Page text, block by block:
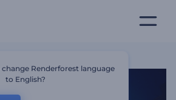
Renderforest language
to English?